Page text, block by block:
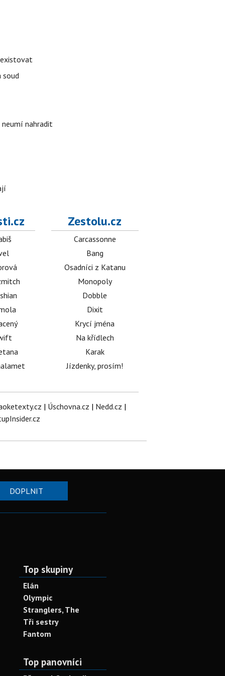
existovat
soud
nahradit
Zestolu.cz
Carcassonne
Bang
Osadníci z Katanu
Monopoly
Dobble
Dixit
Krycí jména
Na křídlech
Karak
Jízdenky, prosím!
| Úschovna.cz | Nedd.cz |
DOPLNIT
Top skupiny
Elán
Olympic
Stranglers, The
Tři sestry
Fantom
Top panovníci